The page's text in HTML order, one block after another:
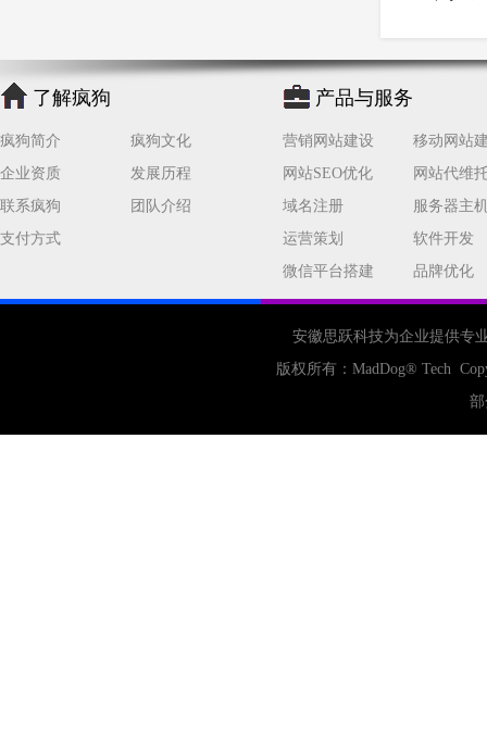
了解疯狗
疯狗简介
疯狗文化
企业资质
发展历程
联系疯狗
团队介绍
支付方式
产品与服务
营销网站建设
移动网站
网站SEO优化
网站代维
域名注册
服务器主
运营策划
软件开发
微信平台搭建
品牌优化
安徽思跃科技为企业提供专
版权所有： MadDog® Tech